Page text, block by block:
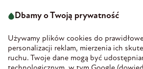
58-160 Świebodzice
REGON 890213034
INFORMACJE
Dbamy o Twoją prywatność
Używamy plików cookies do
personalizacji reklam, mierzenia ich
ruchu. Twoje dane mogą być